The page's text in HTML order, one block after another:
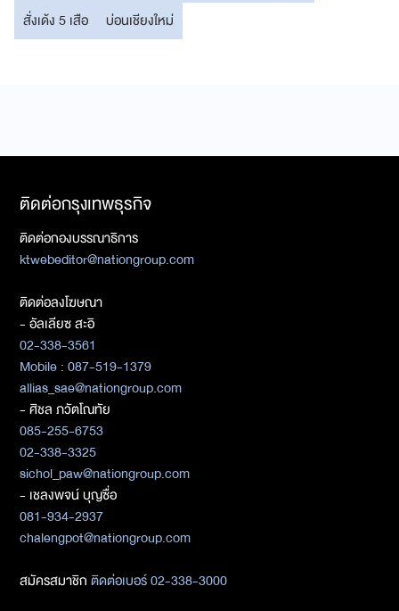
สั่งเด้ง 5 เสือ
บ่อนเชียงใหม่
ติดต่อกรุงเทพธุรกิจ
ติดต่อกองบรรณาธิการ
ktwebeditor@nationgroup.com
ติดต่อลงโฆษณา
- อัลเลียซ สะอิ
02-338-3561
Mobile : 087-519-1379
allias_sae@nationgroup.com
- ศิชล ภวัตโณทัย
085-255-6753
02-338-3325
sichol_paw@nationgroup.com
- เชลงพจน์ บุญซื่อ
081-934-2937
chalengpot@nationgroup.com
สมัครสมาชิกติดต่อเบอร์ 02-338-3000